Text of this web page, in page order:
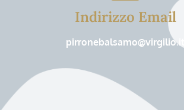
Indirizzo Email
pirronebalsamo@virgilio.it